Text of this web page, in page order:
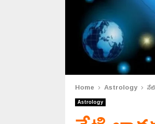
Home Astrology
Astrology